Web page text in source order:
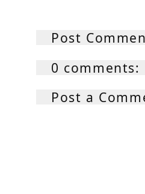
Post
0 comments:
Post a